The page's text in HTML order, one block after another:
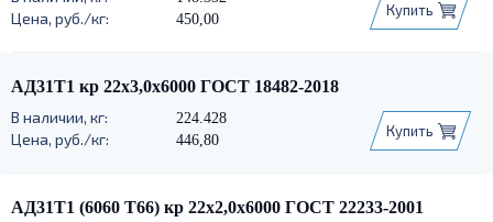
450,00
Купить
АД31Т1 кр 22х3,0х6000 ГОСТ 18482-2018
224.428
446,80
Купить
АД31Т1 (6060 Т66) кр 22х2,0х6000 ГОСТ 22233-2001